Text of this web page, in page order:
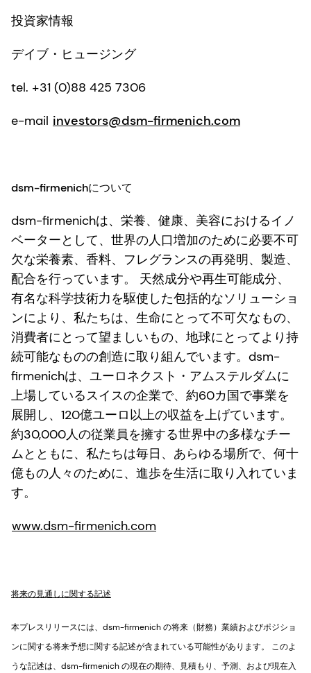
投資家情報
デイブ・ヒュージング
tel. +31 (0)88 425 7306
e-mail investors@dsm-firmenich.com
dsm-firmenichについて
dsm-firmenichは、栄養、健康、美容におけるイノ
ベーターとして、世界の人口増加のために必要不可
欠な栄養素、香料、フレグランスの再発明、製造、
配合を行っています。 天然成分や再生可能成分、
有名な科学技術力を駆使した包括的なソリューショ
ンにより、私たちは、生命にとって不可欠なもの、
消費者にとって望ましいもの、地球にとってより持
続可能なものの創造に取り組んでいます。dsm-
firmenichは、ユーロネクスト・アムステルダムに
上場しているスイスの企業で、約60カ国で事業を
展開し、120億ユーロ以上の収益を上げています。
約30,000人の従業員を擁する世界中の多様なチー
ムとともに、私たちは毎日、あらゆる場所で、何十
億もの人々のために、進歩を生活に取り入れていま
す。
www.dsm-firmenich.com
将来の見通しに関する記述
本プレスリリースには、dsm-firmenich の将来（財務）業績およびポジショ
ンに関する将来予想に関する記述が含まれている可能性があります。 このよ
うな記述は、dsm-firmenich の現在の期待、見積もり、予測、および現在入